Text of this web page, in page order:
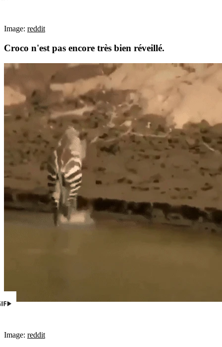
Image: reddit
Croco n'est pas encore très bien réveillé.
Image: reddit